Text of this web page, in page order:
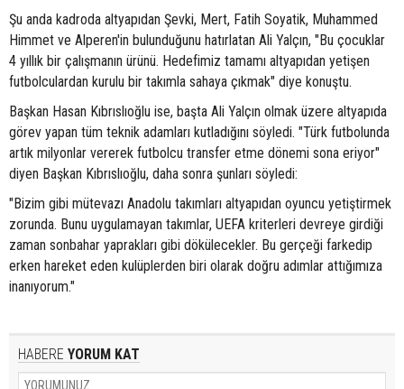
Şu anda kadroda altyapıdan Şevki, Mert, Fatih Soyatik, Muhammed
Himmet ve Alperen'in bulunduğunu hatırlatan Ali Yalçın, "Bu çocuklar
4 yıllık bir çalışmanın ürünü. Hedefimiz tamamı altyapıdan yetişen
futbolculardan kurulu bir takımla sahaya çıkmak" diye konuştu.
Başkan Hasan Kıbrıslıoğlu ise, başta Ali Yalçın olmak üzere altyapıda
görev yapan tüm teknik adamları kutladığını söyledi. "Türk futbolunda
artık milyonlar vererek futbolcu transfer etme dönemi sona eriyor"
diyen Başkan Kıbrıslıoğlu, daha sonra şunları söyledi:
"Bizim gibi mütevazı Anadolu takımları altyapıdan oyuncu yetiştirmek
zorunda. Bunu uygulamayan takımlar, UEFA kriterleri devreye girdiği
zaman sonbahar yaprakları gibi dökülecekler. Bu gerçeği farkedip
erken hareket eden kulüplerden biri olarak doğru adımlar attığımıza
inanıyorum."
HABERE YORUM KAT